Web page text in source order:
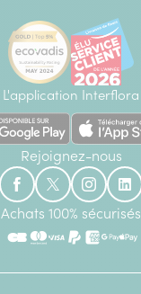
L'application Interflora
Rejoignez-nous
Achats 100% sécurisés